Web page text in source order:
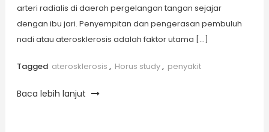
arteri radialis di daerah pergelangan tangan sejajar
dengan ibu jari. Penyempitan dan pengerasan pembuluh
nadi atau aterosklerosis adalah faktor utama […]
Tagged aterosklerosis , Horus study, penyakit
Baca lebih lanjut